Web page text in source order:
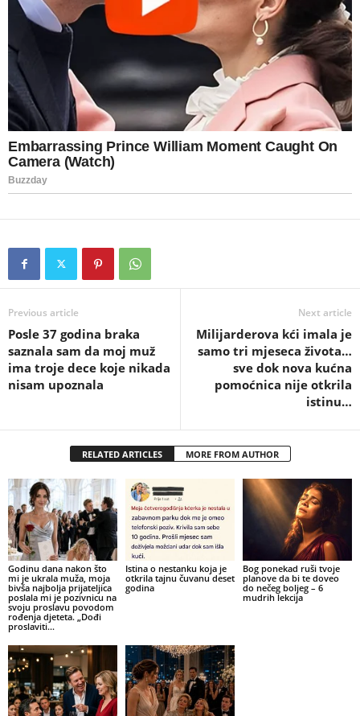
Previous article
Posle 37 godina braka
saznala sam da moj muž
ima troje dece koje nikada
nisam upoznala
Next article
Milijarderova kći imala je
samo tri mjeseca života…
sve dok nova kućna
pomoćnica nije otkrila
istinu…
RELATED ARTICLES MORE FROM AUTHOR
Godinu dana nakon što
mi je ukrala muža, moja
bivša najbolja prijateljica
poslala mi je pozivnicu na
svoju proslavu povodom
rođenja djeteta. „Dođi
proslaviti...
Istina o nestanku koja je
otkrila tajnu čuvanu deset
godina
Bog ponekad ruši tvoje
planove da bi te doveo
do nečeg boljeg – 6
mudrih lekcija